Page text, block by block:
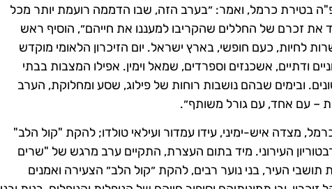
בטירת כרמל, ואמר: ״בערב הזה, שבו הדממה רועמת יותר מכל
את זכרם של החללים שהקריבו למעננו את חייהם״, הוסיף ראש
לחיות, כעם חופשי, בארץ ישראל. יום הזיכרון הלאומי מוקדש
ודתיים, אשכנזים וספרדים, שמאל וימין. אפילו המצבות בבתי
ובימים שבהם נושבות רוחות של פילוג, שסע ומחלוקת, הערב
– עם אחד, עם גורל משותף״.
מצדה איש-ימיני, עידו עמדור ועילאי טולדו; להקת "קול הלב"
העירוני. מיד בתום העצרת, התקיים ערב מרגש של "שרים
העיר, בני נוער רבים, להקת ״קול הלב״ הצעירה ואמנים